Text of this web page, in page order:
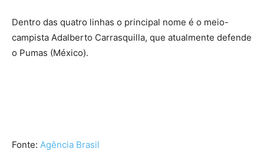
Dentro das quatro linhas o principal nome é o meio-
campista Adalberto Carrasquilla, que atualmente defende
o Pumas (México).
Fonte: Agência Brasil